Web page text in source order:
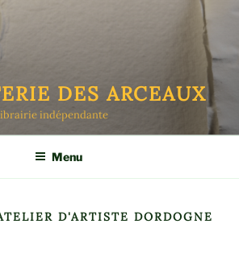
DES ARCEAUX
indépendante
Menu
D'ARTISTE DORDOGNE